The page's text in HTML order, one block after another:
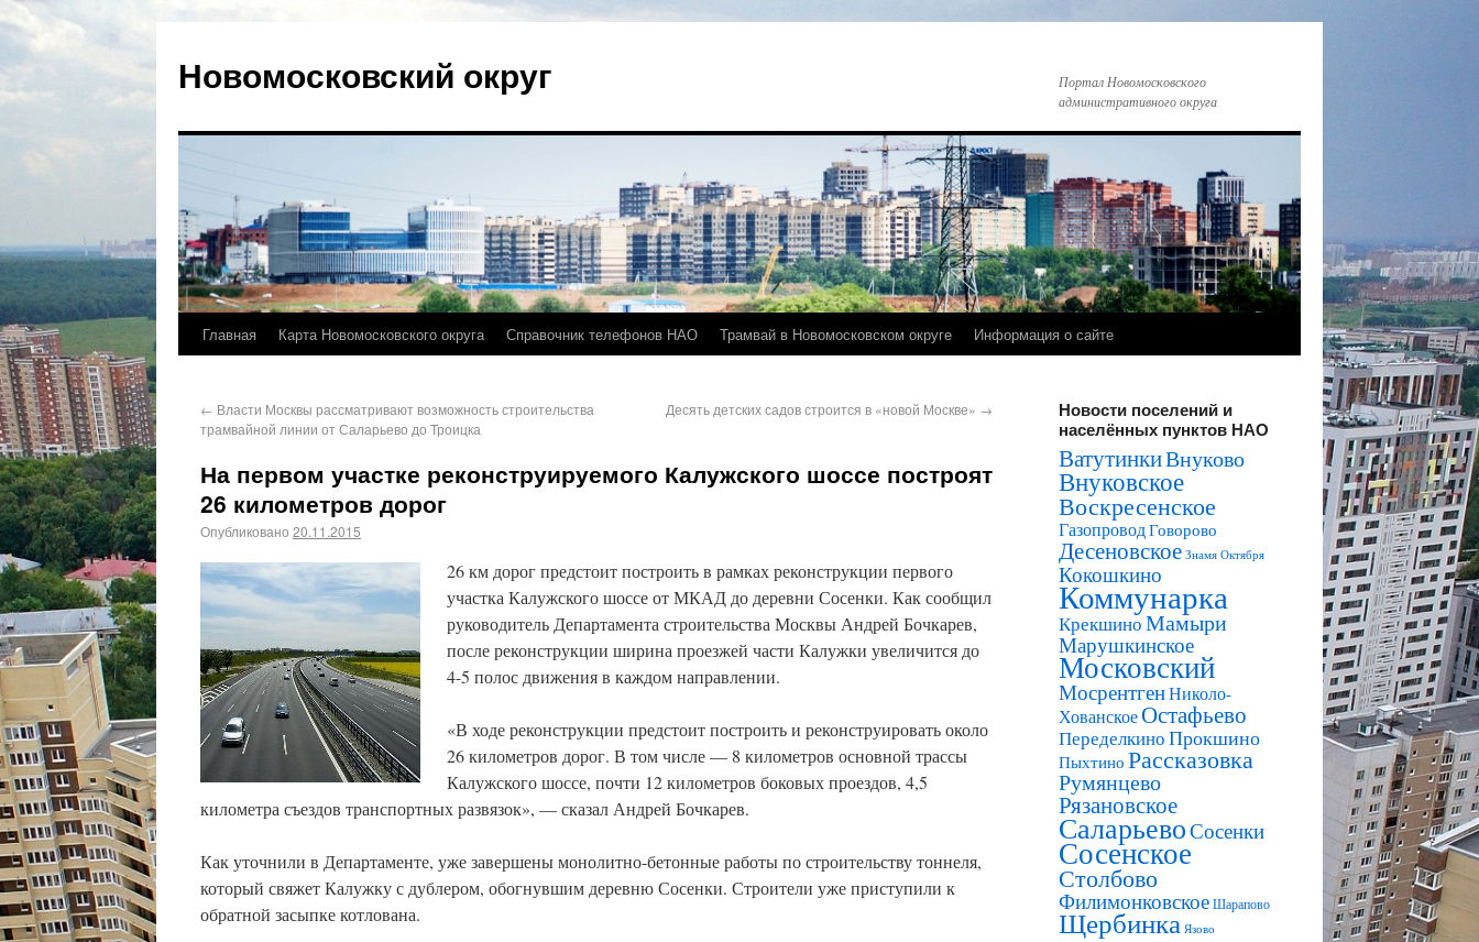
Новомосковский округ
Портал Новомосковского
административного округа
Главная Карта Новомосковского округа Справочник телефонов НАО Трамвай в Новомосковском округе Информация о сайте
← Власти Москвы рассматривают возможность строительства
трамвайной линии от Саларьево до Троицка
Десять детских садов строится в «новой Москве» →
На первом участке реконструируемого Калужского шоссе построят
26 километров дорог
Опубликовано 20.11.2015
26 км дорог предстоит построить в рамках реконструкции первого
участка Калужского шоссе от МКАД до деревни Сосенки. Как сообщил
руководитель Департамента строительства Москвы Андрей Бочкарев,
после реконструкции ширина проезжей части Калужки увеличится до
4-5 полос движения в каждом направлении.
«В ходе реконструкции предстоит построить и реконструировать около
26 километров дорог. В том числе — 8 километров основной трассы
Калужского шоссе, почти 12 километров боковых проездов, 4,5
километра съездов транспортных развязок», — сказал Андрей Бочкарев.
Как уточнили в Департаменте, уже завершены монолитно-бетонные работы по строительству тоннеля,
который свяжет Калужку с дублером, обогнувшим деревню Сосенки. Строители уже приступили к
обратной засыпке котлована.
Новости поселений и
населённых пунктов НАО
ВатутинкиВнуково
Внуковское
Воскресенское
ГазопроводГоворово
Десеновское Знамя Октября
Кокошкино
Коммунарка
КрекшиноМамыри
Марушкинское
Московский
МосрентгенНиколо-
ХованскоеОстафьево
ПеределкиноПрокшино
Пыхтино Рассказовка
Румянцево
Рязановское
СаларьевоСосенки
Сосенское
Столбово
ФилимонковскоеШарапово
Щербинка Язово